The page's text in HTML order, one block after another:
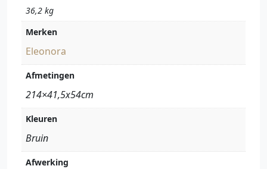
36,2 kg
Merken
Eleonora
Afmetingen
214×41,5x54cm
Kleuren
Bruin
Afwerking